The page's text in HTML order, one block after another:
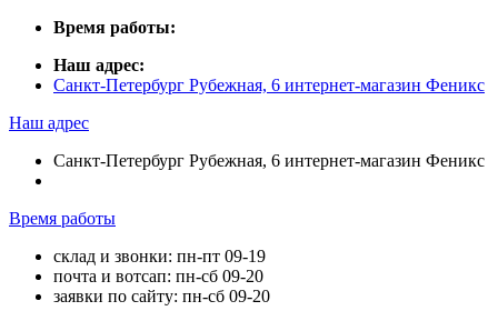
Время работы:
Наш адрес:
Санкт-Петербург Рубежная, 6 интернет-магазин Феникс
Наш адрес
Санкт-Петербург Рубежная, 6 интернет-магазин Феникс
Время работы
склад и звонки: пн-пт 09-19
почта и вотсап: пн-сб 09-20
заявки по сайту: пн-сб 09-20